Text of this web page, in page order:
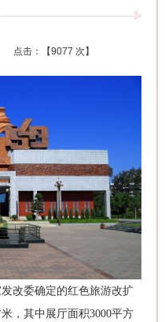
点击：【9077 次】
改委确定的红色旅游改扩
，其中展厅面积3000平方